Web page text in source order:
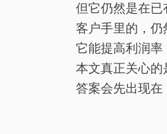
但它仍然是在
客户手里的，仍
它能提高利润率
本文真正关心的
答案会先出现在